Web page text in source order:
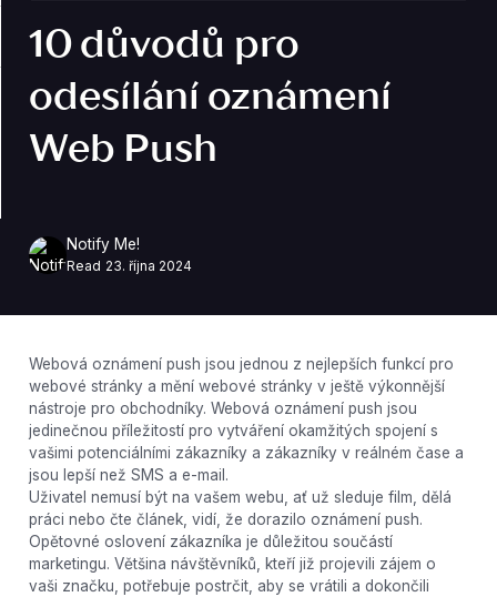
10 důvodů pro
odesílání oznámení
Web Push
Notify Me!
Read 23. října 2024
Webová oznámení push jsou jednou z nejlepších funkcí pro
webové stránky a mění webové stránky v ještě výkonnější
nástroje pro obchodníky. Webová oznámení push jsou
jedinečnou příležitostí pro vytváření okamžitých spojení s
vašimi potenciálními zákazníky a zákazníky v reálném čase a
jsou lepší než SMS a e-mail.
Uživatel nemusí být na vašem webu, ať už sleduje film, dělá
práci nebo čte článek, vidí, že dorazilo oznámení push.
Opětovné oslovení zákazníka je důležitou součástí
marketingu. Většina návštěvníků, kteří již projevili zájem o
vaši značku, potřebuje postrčit, aby se vrátili a dokončili